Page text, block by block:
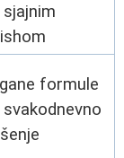
sjajnim
formule
svakodnevno